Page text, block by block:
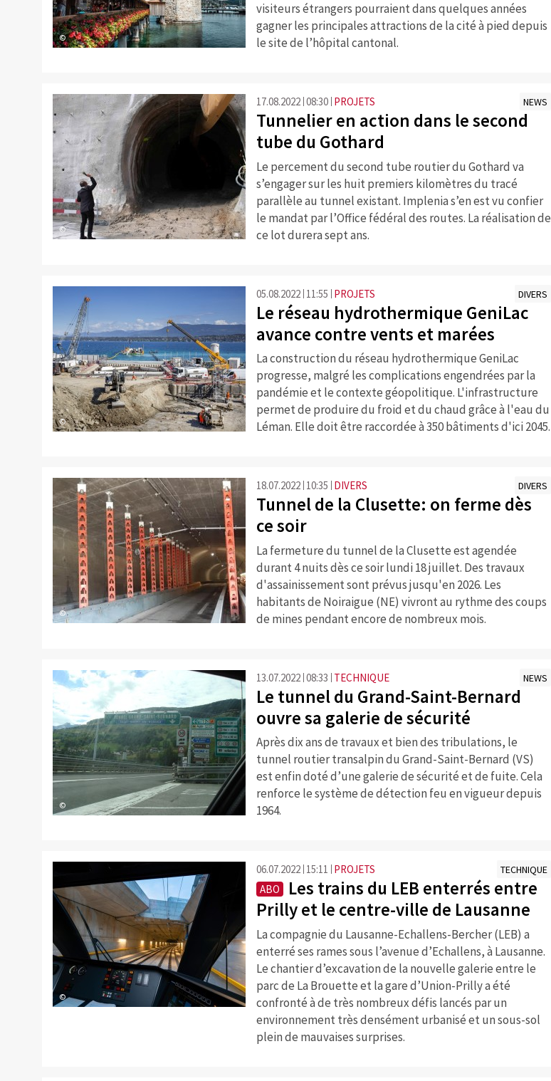
©
visiteurs étrangers pourraient dans quelques années
gagner les principales attractions de la cité à pied depuis
le site de l’hôpital cantonal.
©
17.08.2022 08:30 PROJETS NEWS
Tunnelier en action dans le second
tube du Gothard
Le percement du second tube routier du Gothard va
s’engager sur les huit premiers kilomètres du tracé
parallèle au tunnel existant. Implenia s’en est vu confier
le mandat par l’Office fédéral des routes. La réalisation de
ce lot durera sept ans.
©
05.08.2022 11:55 PROJETS DIVERS
Le réseau hydrothermique GeniLac
avance contre vents et marées
La construction du réseau hydrothermique GeniLac
progresse, malgré les complications engendrées par la
pandémie et le contexte géopolitique. L'infrastructure
permet de produire du froid et du chaud grâce à l'eau du
Léman. Elle doit être raccordée à 350 bâtiments d'ici 2045.
©
18.07.2022 10:35 DIVERS DIVERS
Tunnel de la Clusette: on ferme dès
ce soir
La fermeture du tunnel de la Clusette est agendée
durant 4 nuits dès ce soir lundi 18 juillet. Des travaux
d'assainissement sont prévus jusqu'en 2026. Les
habitants de Noiraigue (NE) vivront au rythme des coups
de mines pendant encore de nombreux mois.
©
13.07.2022 08:33 TECHNIQUE NEWS
Le tunnel du Grand-Saint-Bernard
ouvre sa galerie de sécurité
Après dix ans de travaux et bien des tribulations, le
tunnel routier transalpin du Grand-Saint-Bernard (VS)
est enfin doté d’une galerie de sécurité et de fuite. Cela
renforce le système de détection feu en vigueur depuis
1964.
©
06.07.2022 15:11 PROJETS TECHNIQUE
ABO
Les trains du LEB enterrés entre
Prilly et le centre-ville de Lausanne
La compagnie du Lausanne-Echallens-Bercher (LEB) a
enterré ses rames sous l’avenue d’Echallens, à Lausanne.
Le chantier d’excavation de la nouvelle galerie entre le
parc de La Brouette et la gare d’Union-Prilly a été
confronté à de très nombreux défis lancés par un
environnement très densément urbanisé et un sous-sol
plein de mauvaises surprises.